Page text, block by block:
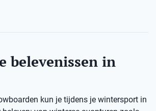
belevenissen in
kun je tijdens je wintersport in